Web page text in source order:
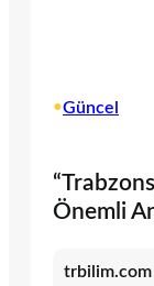
•Güncel
Önemli
trbilim.com